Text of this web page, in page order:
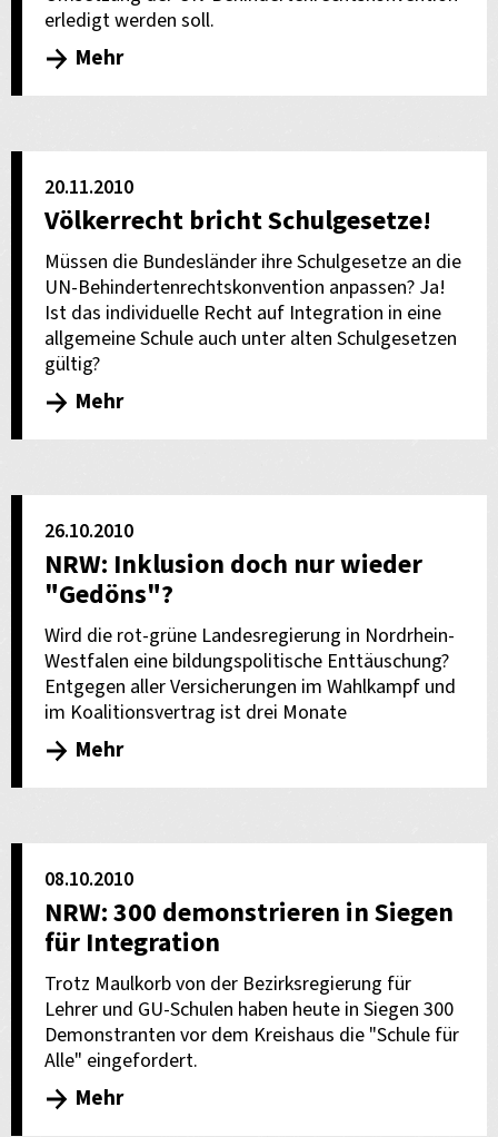
erledigt werden soll.
Mehr
20.11.2010
Völkerrecht bricht Schulgesetze!
Müssen die Bundesländer ihre Schulgesetze an die
UN-Behindertenrechtskonvention anpassen? Ja!
Ist das individuelle Recht auf Integration in eine
allgemeine Schule auch unter alten Schulgesetzen
gültig?
Mehr
26.10.2010
NRW: Inklusion doch nur wieder
"Gedöns"?
Wird die rot-grüne Landesregierung in Nordrhein-
Westfalen eine bildungspolitische Enttäuschung?
Entgegen aller Versicherungen im Wahlkampf und
im Koalitionsvertrag ist drei Monate
Mehr
08.10.2010
NRW: 300 demonstrieren in Siegen
für Integration
Trotz Maulkorb von der Bezirksregierung für
Lehrer und GU-Schulen haben heute in Siegen 300
Demonstranten vor dem Kreishaus die "Schule für
Alle" eingefordert.
Mehr